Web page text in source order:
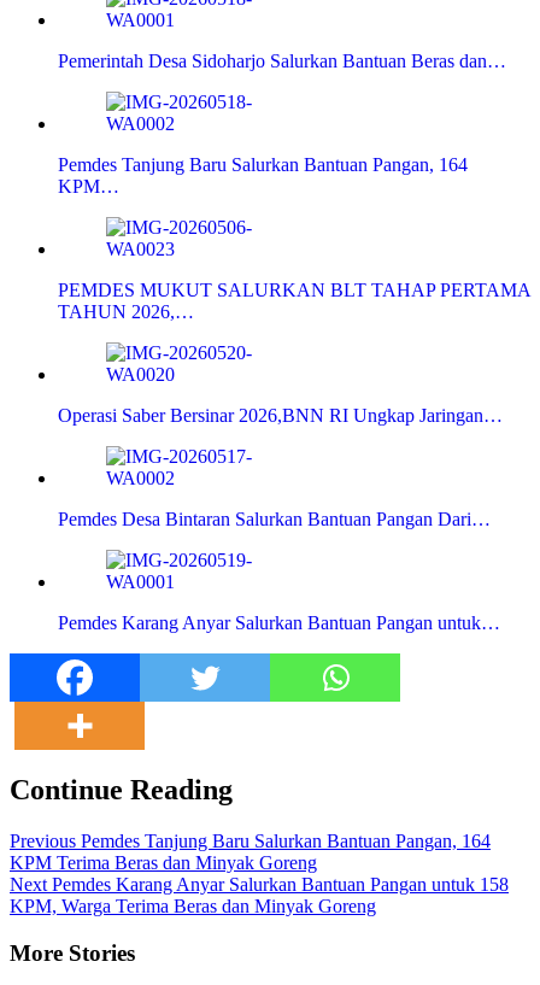
Pemerintah Desa Sidoharjo Salurkan Bantuan Beras dan…
Pemdes Tanjung Baru Salurkan Bantuan Pangan, 164
KPM…
PEMDES MUKUT SALURKAN BLT TAHAP PERTAMA
TAHUN 2026,…
Operasi Saber Bersinar 2026,BNN RI Ungkap Jaringan…
Pemdes Desa Bintaran Salurkan Bantuan Pangan Dari…
Pemdes Karang Anyar Salurkan Bantuan Pangan untuk…
Continue Reading
Previous Pemdes Tanjung Baru Salurkan Bantuan Pangan, 164
KPM Terima Beras dan Minyak Goreng
Next Pemdes Karang Anyar Salurkan Bantuan Pangan untuk 158
KPM, Warga Terima Beras dan Minyak Goreng
More Stories